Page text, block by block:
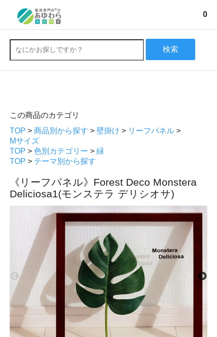
0
検索
この商品のカテゴリ
TOP > 商品別から探す > 壁掛け > リーフパネル >
Mサイズ
TOP > 色別カテゴリー > 緑
TOP > テーマ別から探す
《リーフパネル》Forest Deco Monstera
Deliciosa1(モンステラ デリシオサ)